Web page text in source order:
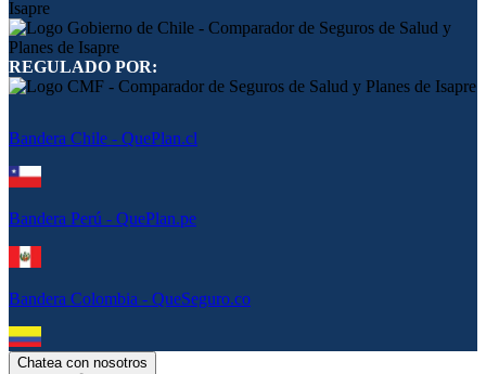
REGULADO POR:
Bandera Chile - QuePlan.cl
Bandera Perú - QuePlan.pe
Bandera Colombia - QueSeguro.co
Chatea con nosotros